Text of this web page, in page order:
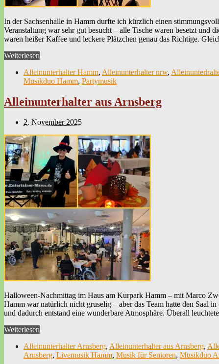
In der Sachsenhalle in Hamm durfte ich kürzlich einen
Veranstaltung war sehr gut besucht – alle Tische waren besetzt und
waren heißer Kaffee und leckere Plätzchen genau das Richtige.
Weiterlesen
Alleinunterhalter Hamm, Alleinunterhalter nrw,
Musikduo Hamm, Partymusik
Alleinunterhalter aus Arnsberg
2. November 2025
Halloween-Nachmittag im Haus am Kurpark Hamm – mit Marco
Hamm war natürlich nicht gruselig – aber das Team hatte den
und dadurch entstand eine wunderbare Atmosphäre. Überall
Weiterlesen
Alleinunterhalter Arnsberg, Alleinunterhalter aus Arnsberg,
Arnsberg, Livemusik Hamm, Musik für Senioren, Musikduo